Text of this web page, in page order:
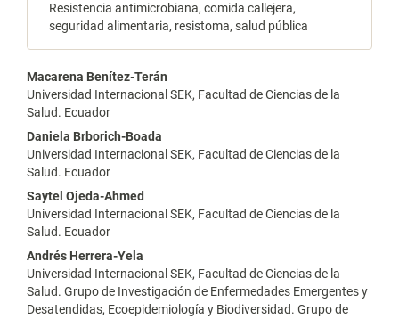
Resistencia antimicrobiana, comida callejera,
seguridad alimentaria, resistoma, salud pública
Contenido
principal
del
artículo
Macarena Benítez-Terán
Universidad Internacional SEK, Facultad de Ciencias de la
Salud. Ecuador
Daniela Brborich-Boada
Universidad Internacional SEK, Facultad de Ciencias de la
Salud. Ecuador
Saytel Ojeda-Ahmed
Universidad Internacional SEK, Facultad de Ciencias de la
Salud. Ecuador
Andrés Herrera-Yela
Universidad Internacional SEK, Facultad de Ciencias de la
Salud. Grupo de Investigación de Enfermedades Emergentes y
Desatendidas, Ecoepidemiología y Biodiversidad. Grupo de